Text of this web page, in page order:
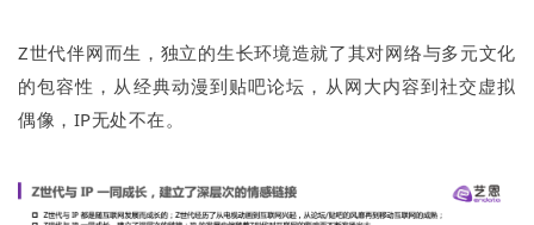
Z世代伴网而生，独立的生长环境造就了其对网络与多元文化
的包容性，从经典动漫到贴吧论坛，从网大内容到社交虚拟
偶像，IP无处不在。